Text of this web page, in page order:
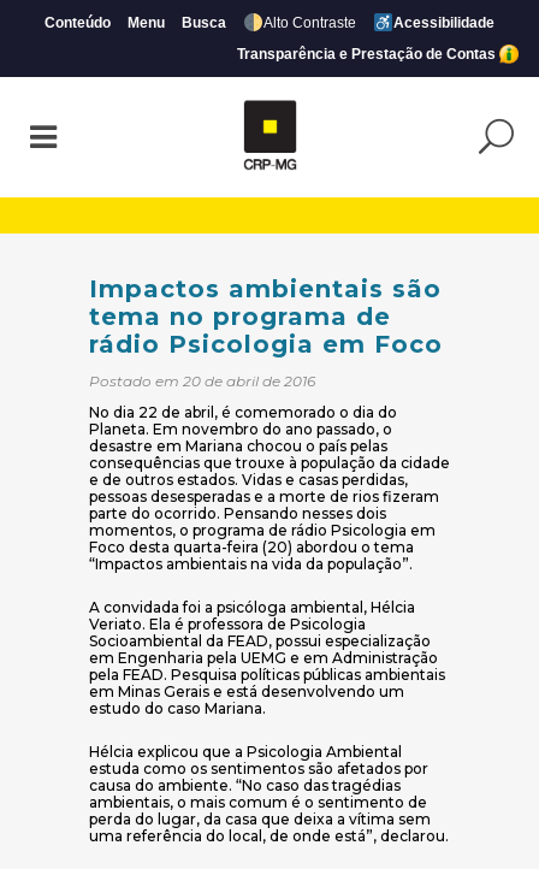
Conteúdo Menu Busca Alto Contraste
Acessibilidade
Transparência e Prestação de Contas
Impactos ambientais são
tema no programa de
rádio Psicologia em Foco
Postado em 20 de abril de 2016
No dia 22 de abril, é comemorado o dia do
Planeta. Em novembro do ano passado, o
desastre em Mariana chocou o país pelas
consequências que trouxe à população da cidade
e de outros estados. Vidas e casas perdidas,
pessoas desesperadas e a morte de rios fizeram
parte do ocorrido. Pensando nesses dois
momentos, o programa de rádio Psicologia em
Foco desta quarta-feira (20) abordou o tema
“Impactos ambientais na vida da população”.
A convidada foi a psicóloga ambiental, Hélcia
Veriato. Ela é professora de Psicologia
Socioambiental da FEAD, possui especialização
em Engenharia pela UEMG e em Administração
pela FEAD. Pesquisa políticas públicas ambientais
em Minas Gerais e está desenvolvendo um
estudo do caso Mariana.
Hélcia explicou que a Psicologia Ambiental
estuda como os sentimentos são afetados por
causa do ambiente. “No caso das tragédias
ambientais, o mais comum é o sentimento de
perda do lugar, da casa que deixa a vítima sem
uma referência do local, de onde está”, declarou.